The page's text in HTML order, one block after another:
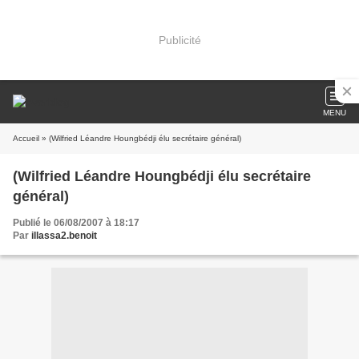
Publicité
MENU
Accueil » (Wilfried Léandre Houngbédji élu secrétaire général)
(Wilfried Léandre Houngbédji élu secrétaire
général)
Publié le 06/08/2007 à 18:17
Par illassa2.benoit